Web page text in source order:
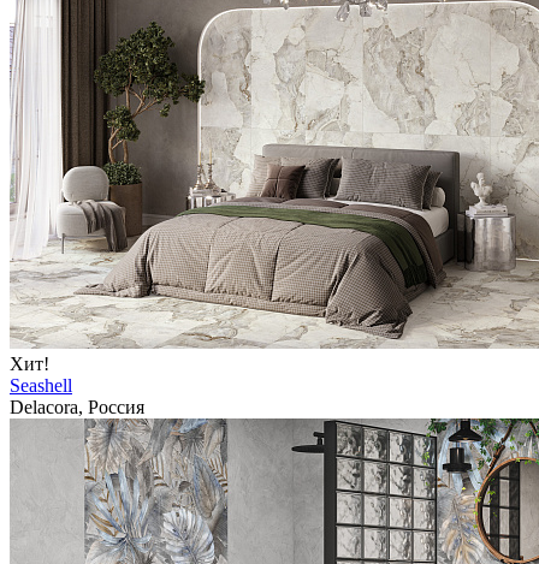
Хит!
Seashell
Delacora, Россия